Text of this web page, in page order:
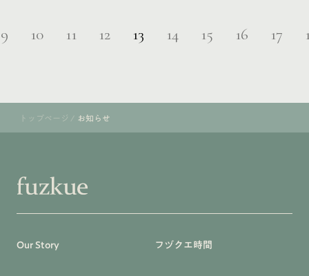
9 10 11 12 13 14 15 16 17
トップページ / お知らせ
Our Story フヅクエ時間